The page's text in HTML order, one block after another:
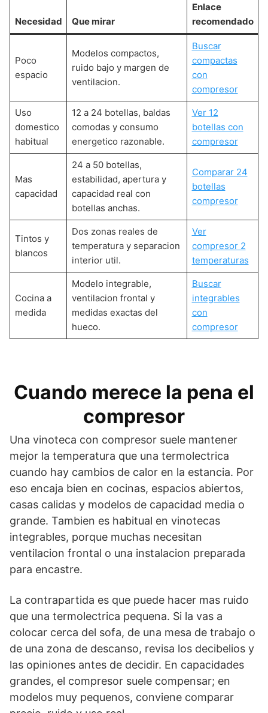
Necesidad Que mirar
Enlace
recomendado
Poco
espacio
Modelos compactos,
ruido bajo y margen de
ventilacion.
Buscar
compactas
con
compresor
Uso
domestico
habitual
12 a 24 botellas, baldas
comodas y consumo
energetico razonable.
Ver 12
botellas con
compresor
Mas
capacidad
24 a 50 botellas,
estabilidad, apertura y
capacidad real con
botellas anchas.
Comparar 24
botellas
compresor
Tintos y
blancos
Dos zonas reales de
temperatura y separacion
interior util.
Ver
compresor 2
temperaturas
Cocina a
medida
Modelo integrable,
ventilacion frontal y
medidas exactas del
hueco.
Buscar
integrables
con
compresor
Cuando merece la pena el
compresor
Una vinoteca con compresor suele mantener
mejor la temperatura que una termolectrica
cuando hay cambios de calor en la estancia. Por
eso encaja bien en cocinas, espacios abiertos,
casas calidas y modelos de capacidad media o
grande. Tambien es habitual en vinotecas
integrables, porque muchas necesitan
ventilacion frontal o una instalacion preparada
para encastre.
La contrapartida es que puede hacer mas ruido
que una termolectrica pequena. Si la vas a
colocar cerca del sofa, de una mesa de trabajo o
de una zona de descanso, revisa los decibelios y
las opiniones antes de decidir. En capacidades
grandes, el compresor suele compensar; en
modelos muy pequenos, conviene comparar